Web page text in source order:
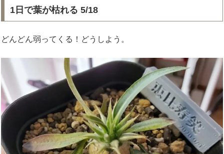
1日で葉が枯れる 5/18
どんどん弱ってくる！どうしよう。